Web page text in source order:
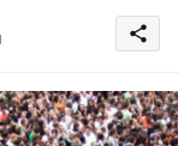
share